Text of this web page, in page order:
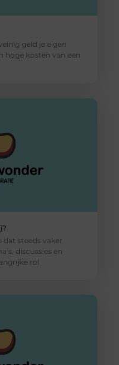
geld je eigen
hoge kosten van een
dat steeds vaker
discussies en
rol